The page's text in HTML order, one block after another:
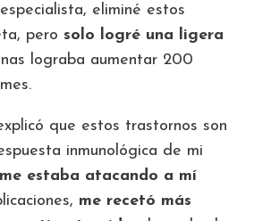
eliminé estos
pero solo logré una ligera
lograba aumentar 200
que estos trastornos son
inmunológica de mi
me estaba atacando a mí
me recetó más